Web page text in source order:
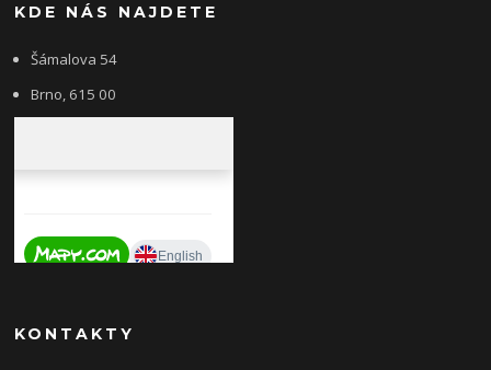
KDE NÁS NAJDETE
Šámalova 54
Brno, 615 00
KONTAKTY